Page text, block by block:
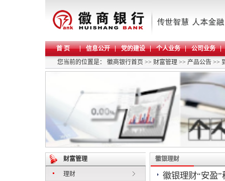
首 页 信息公开 党的建设 个人业务
公司业务
您当前的位置是： 徽商银行首页 >> 财富管理 >> 产品公告 >>
财富管理
理财
徽银理财
徽银理财“安盈